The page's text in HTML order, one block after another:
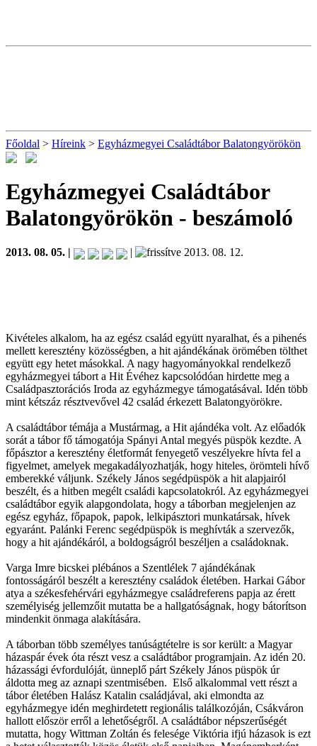
Főoldal > Híreink > Egyházmegyei Családtábor Balatongyörökön
Egyházmegyei Családtábor
Balatongyörökön - beszámoló
2013. 08. 05. | | 2013. 08. 12.
Kivételes alkalom, ha az egész család együtt nyaralhat, és a pihenés
mellett keresztény közösségben, a hit ajándékának örömében tölthet
együtt egy hetet másokkal. A nagy hagyományokkal rendelkező
egyházmegyei tábort a Hit Évéhez kapcsolódóan hirdette meg a
Családpasztorációs Iroda az egyházmegye támogatásával. Idén több
mint kétszáz résztvevővel 42 család érkezett Balatongyörökre.
A családtábor témája a Mustármag, a Hit ajándéka volt. Az előadók
sorát a tábor fő támogatója Spányi Antal megyés püspök kezdte. A
főpásztor a keresztény életformát fenyegető veszélyekre hívta fel a
figyelmet, amelyek megakadályozhatják, hogy hiteles, örömteli hívő
emberekké váljunk. Székely János segédpüspök a hit alapjairól
beszélt, és a hitben megélt családi kapcsolatokról. Az egyházmegyei
családtábor egyik alapgondolata, hogy a táborban megjelenjen az
egész egyház, főpapok, papok, lelkipásztori munkatársak, hívek
egyaránt. Palánki Ferenc segédpüspök is meghívták a szervezők,
hogy a hit ajándékáról, a boldogságról beszéljen a családoknak.
Varga Imre bicskei plébános a Szentlélek 7 ajándékának
fontosságáról beszélt a keresztény családok életében. Harkai Gábor
atya a székesfehérvári egyházmegye családreferens papja az érett
személyiség jellemzőit mutatta be a hallgatóságnak, hogy bátorítson
mindenkit önmaga alakítására.
A táborban több személyes tanúságtételre is sor került: a Magyar
házaspár évek óta részt vesz a családtábor programjain. Az idén 20.
házassági évfordulóját, ünneplő párt Székely János püspök úr
áldotta meg az aznapi szentmisében. Első alkalommal vett részt a
tábor életében Halász Katalin családjával, aki elmondta az
egyházmegye idén meghirdetett regionális találkozóján, Csákváron
hallott először erről a lehetőségről. A családtábor népszerűségét
mutatta, hogy Wittman Zoltán és felesége Viktória ifjú házasok is ezt